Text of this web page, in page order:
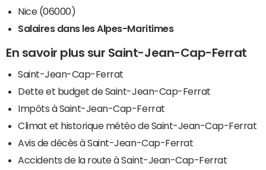
Nice (06000)
Salaires dans les Alpes-Maritimes
En savoir plus sur Saint-Jean-Cap-Ferrat
Saint-Jean-Cap-Ferrat
Dette et budget de Saint-Jean-Cap-Ferrat
Impôts à Saint-Jean-Cap-Ferrat
Climat et historique météo de Saint-Jean-Cap-Ferrat
Avis de décès à Saint-Jean-Cap-Ferrat
Accidents de la route à Saint-Jean-Cap-Ferrat